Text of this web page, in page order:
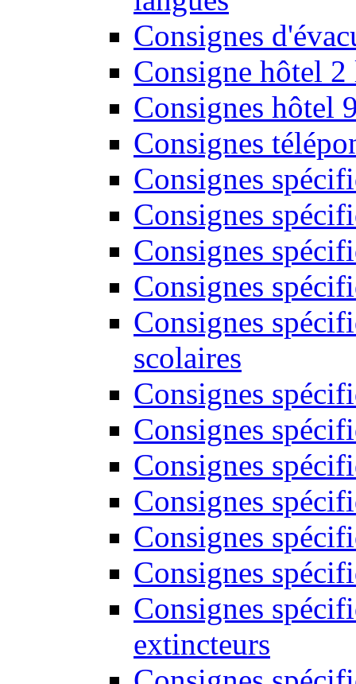
Consignes
Consigne hôtel 2
Consignes hôtel
Consignes
Consignes
Consignes
Consignes
Consignes
Consignes
scolaires
Consignes
Consignes
Consignes
Consignes
Consignes
Consignes
Consignes
extincteurs